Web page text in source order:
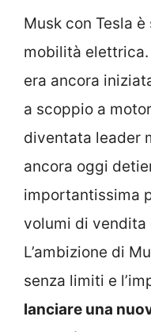
Musk con Tesla
mobilità elettrica.
era ancora
a scoppio a
diventata leader
ancora oggi
importantissima
volumi di
L’ambizione di
senza limiti e
lanciare una